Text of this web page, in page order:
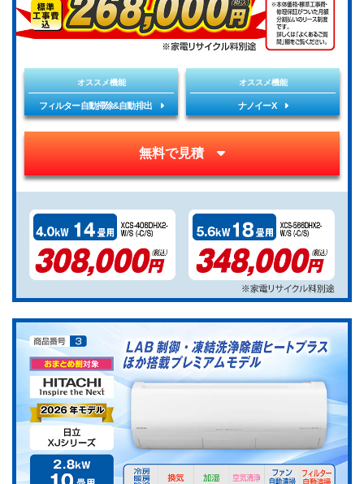
オススメ機能
フィルター自動掃除&自動排出
オススメ機能
ナノイーX
無料で見積